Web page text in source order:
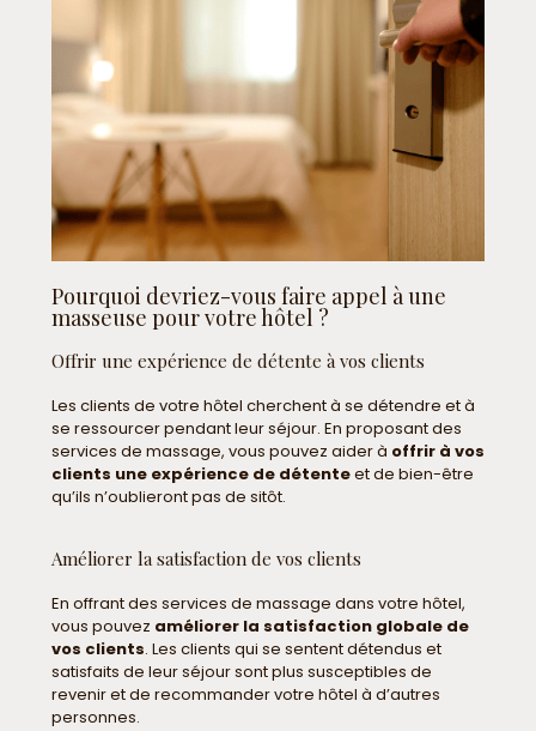
Pourquoi devriez-vous faire appel à une
masseuse pour votre hôtel ?
Offrir une expérience de détente à vos clients
Les clients de votre hôtel cherchent à se détendre et à
se ressourcer pendant leur séjour. En proposant des
services de massage, vous pouvez aider à offrir à vos
clients une expérience de détenteet de bien-être
qu’ils n’oublieront pas de sitôt.
Améliorer la satisfaction de vos clients
En offrant des services de massage dans votre hôtel,
vous pouvez améliorer la satisfaction globale de
vos clients. Les clients qui se sentent détendus et
satisfaits de leur séjour sont plus susceptibles de
revenir et de recommander votre hôtel à d’autres
personnes.